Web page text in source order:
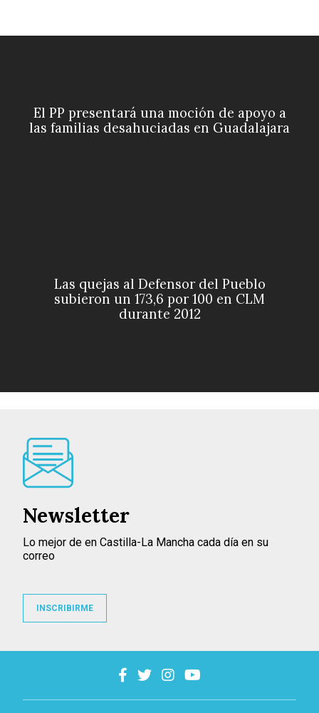
El PP presentará una moción de apoyo a
las familias desahuciadas en Guadalajara
Las quejas al Defensor del Pueblo
subieron un 173,6 por 100 en CLM
durante 2012
Newsletter
Lo mejor de en Castilla-La Mancha cada día en su
correo
INSCRIBIRME